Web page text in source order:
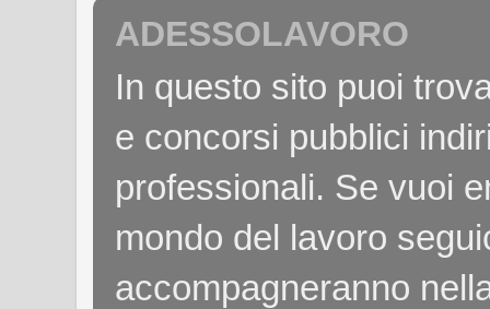
ADESSOLAVORO
In questo sito puoi
e concorsi pubblici
professionali. Se vuoi
mondo del lavoro
accompagneranno